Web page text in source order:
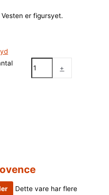
er figursyet.
+
Dette vare har flere